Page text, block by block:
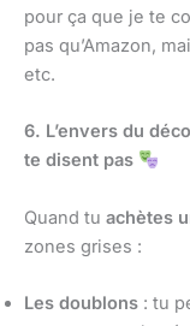
pour ça que je te
pas qu’Amazon,
etc.
6. L’envers du
te disent pas
Quand tu achètes
zones grises :
Les doublons : tu